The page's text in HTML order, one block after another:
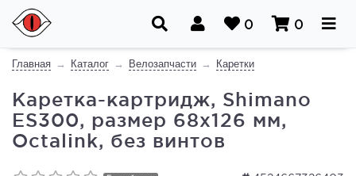
0 0
Главная Каталог Велозапчасти Каретки
Каретка-картридж, Shimano
ES300, размер 68x126 мм,
Octalink, без винтов